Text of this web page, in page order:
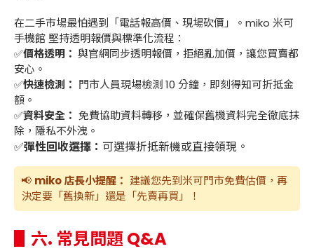
在二手市場最怕遇到「電話報高價、現場砍價」。miko 米可
手機館 堅持透明報價與標準化流程：
✅️價格透明： 與官網同步透明報價，拒絕亂加價，讓您買賣都
安心。
✅️快速檢測： 門市人員現場檢測 10 分鐘，即刻得知可折抵金
額。
✅️資料安全： 免費協助資料轉移，並確保舊機資料完全徹底抹
除，隱私不外洩。
✅️彈性回收選擇： 可選擇折抵新機或直接領現。
📢 miko 店長小提醒： 建議您先到米可門市免費估價，再
決定要「舊換新」還是「先賣再買」！
▋六. 常見問題 Q&A